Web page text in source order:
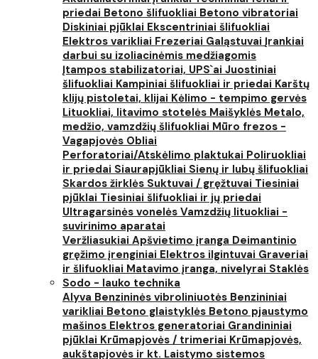
priedai Betono šlifuokliai Betono vibratoriai
Diskiniai pjūklai Ekscentriniai šlifuokliai
Elektros varikliai Frezeriai Galąstuvai Įrankiai
darbui su izoliacinėmis medžiagomis
Įtampos stabilizatoriai, UPS`ai Juostiniai
šlifuokliai Kampiniai šlifuokliai ir priedai Karštų
klijų pistoletai, klijai Kėlimo - tempimo gervės
Lituokliai, litavimo stotelės Maišyklės Metalo,
medžio, vamzdžių šlifuokliai Mūro frezos -
Vagapjovės Obliai
Perforatoriai/Atskėlimo plaktukai Poliruokliai
ir priedai Siaurapjūkliai Sienų ir lubų šlifuokliai
Skardos žirklės Suktuvai / gręžtuvai Tiesiniai
pjūklai Tiesiniai šlifuokliai ir jų priedai
Ultragarsinės vonelės Vamzdžių lituokliai -
suvirinimo aparatai
Veržliasukiai Apšvietimo įranga Deimantinio
gręžimo įrenginiai Elektros ilgintuvai Graveriai
ir šlifuokliai Matavimo įranga, nivelyrai Staklės
Sodo - lauko technika
Alyva Benzininės vibroliniuotės Benzininiai
varikliai Betono glaistyklės Betono pjaustymo
mašinos Elektros generatoriai Grandininiai
pjūklai Krūmapjovės / trimeriai Krūmapjovės,
aukštapjovės ir kt. Laistymo sistemos